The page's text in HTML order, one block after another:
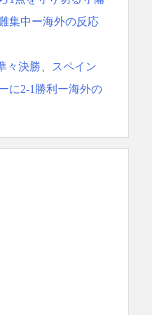
集中ー海外の反応
々決勝、スペイン
に2-1勝利ー海外の